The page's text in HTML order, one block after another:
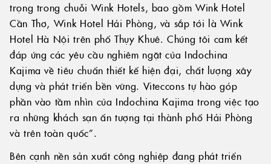
trọng trong chuỗi Wink Hotels, bao gồm Wink Hotel
Cần Thơ, Wink Hotel Hải Phòng, và sắp tới là Wink
Hotel Hà Nội trên phố Thụy Khuê. Chúng tôi cam kết
đáp ứng các yêu cầu nghiêm ngặt của Indochina
Kajima về tiêu chuẩn thiết kế hiện đại, chất lượng xây
dựng và phát triển bền vững. Viteccons tự hào góp
phần vào tầm nhìn của Indochina Kajima trong việc tạo
ra những khách sạn ấn tượng tại thành phố Hải Phòng
và trên toàn quốc”.
Bên cạnh nền sản xuất công nghiệp đang phát triển